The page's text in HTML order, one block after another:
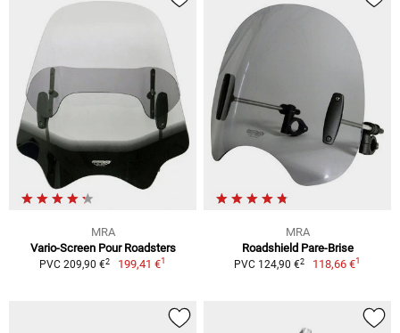
MRA
Vario-Screen Pour Roadsters
PVC 209,90 €2 199,41 €1
MRA
Roadshield Pare-Brise
PVC 124,90 €2 118,66 €1